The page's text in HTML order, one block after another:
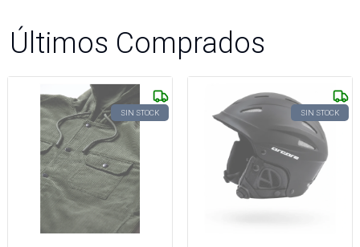
Últimos Comprados
SIN STOCK SIN STOCK